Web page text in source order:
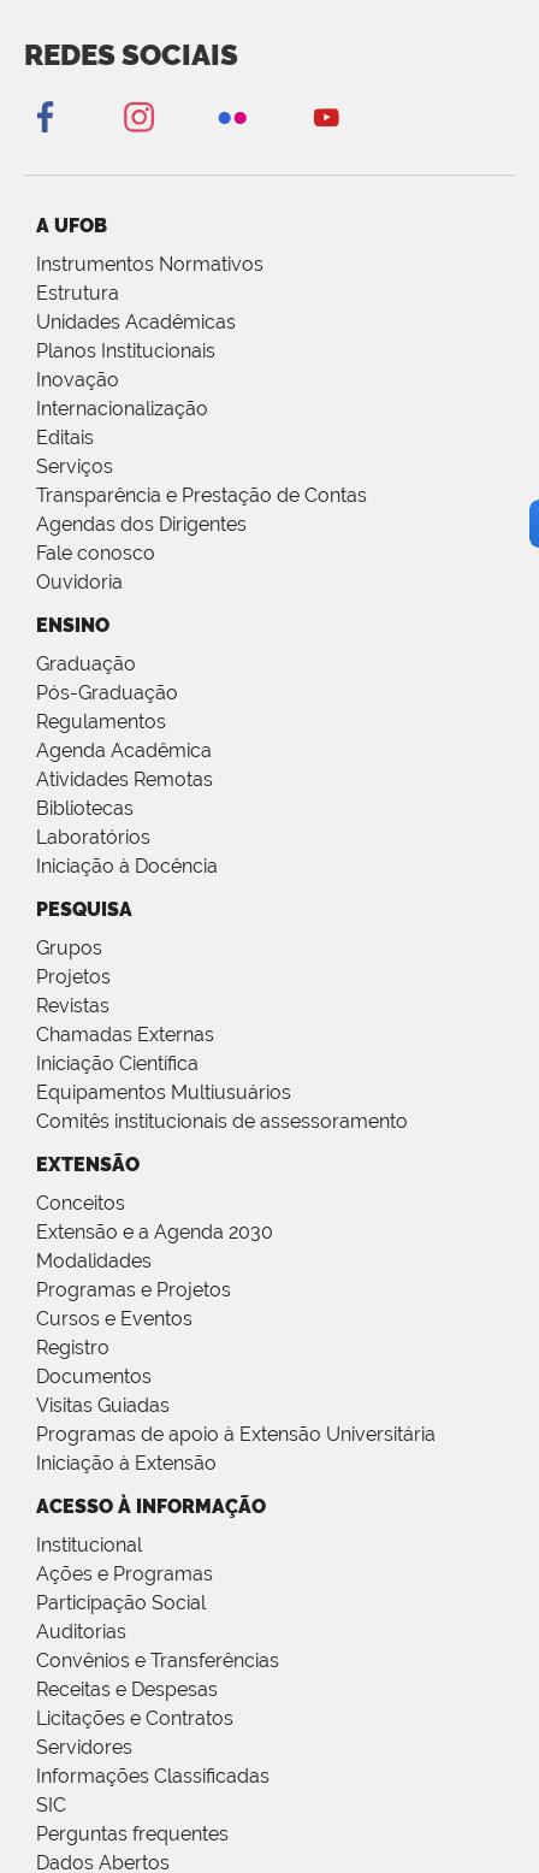
REDES SOCIAIS
A UFOB
Instrumentos Normativos
Estrutura
Unidades Acadêmicas
Planos Institucionais
Inovação
Internacionalização
Editais
Serviços
Transparência e Prestação de Contas
Agendas dos Dirigentes
Fale conosco
Ouvidoria
ENSINO
Graduação
Pós-Graduação
Regulamentos
Agenda Acadêmica
Atividades Remotas
Bibliotecas
Laboratórios
Iniciação à Docência
PESQUISA
Grupos
Projetos
Revistas
Chamadas Externas
Iniciação Científica
Equipamentos Multiusuários
Comitês institucionais de assessoramento
EXTENSÃO
Conceitos
Extensão e a Agenda 2030
Modalidades
Programas e Projetos
Cursos e Eventos
Registro
Documentos
Visitas Guiadas
Programas de apoio à Extensão Universitária
Iniciação à Extensão
ACESSO À INFORMAÇÃO
Institucional
Ações e Programas
Participação Social
Auditorias
Convênios e Transferências
Receitas e Despesas
Licitações e Contratos
Servidores
Informações Classificadas
SIC
Perguntas frequentes
Dados Abertos